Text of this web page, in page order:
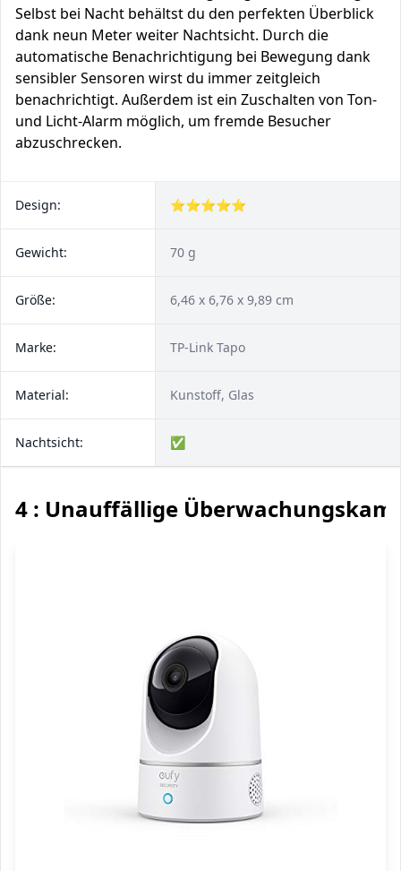
Selbst bei Nacht behältst du den perfekten Überblick
dank neun Meter weiter Nachtsicht. Durch die
automatische Benachrichtigung bei Bewegung dank
sensibler Sensoren wirst du immer zeitgleich
benachrichtigt. Außerdem ist ein Zuschalten von Ton-
und Licht-Alarm möglich, um fremde Besucher
abzuschrecken.
Design: ⭐⭐⭐⭐⭐
Gewicht: 70 g
Größe: 6,46 x 6,76 x 9,89 cm
Marke: TP-Link Tapo
Material: Kunstoff, Glas
Nachtsicht: ✅
4 : Unauffällige